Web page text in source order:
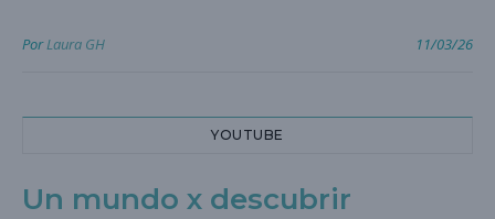
PorLaura GH 11/03/26
YOUTUBE
Un mundo x descubrir